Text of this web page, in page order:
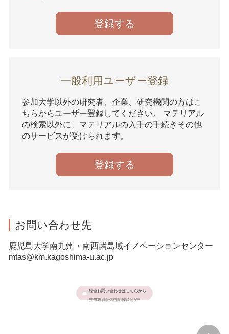
登録する
一般利用ユーザー登録
参加大学以外の研究者、企業、研究機関の方はこ
ちらからユーザー登録してください。 マテリアル
の検索以外に、マテリアルの入手の手続きその他
のサービスが受けられます。
登録する
お問い合わせ先
鹿児島大学南九州・南西諸島域イノベーションセンター
mtas@km.kagoshima-u.ac.jp
総合お問い合わせはこちらから
本有体物管理システムの利用大学にお問い合わせの方は
このバナーから希望の大学にお問い合わせください。